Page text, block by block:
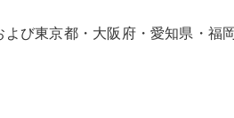
び東京都・大阪府・愛知県・福